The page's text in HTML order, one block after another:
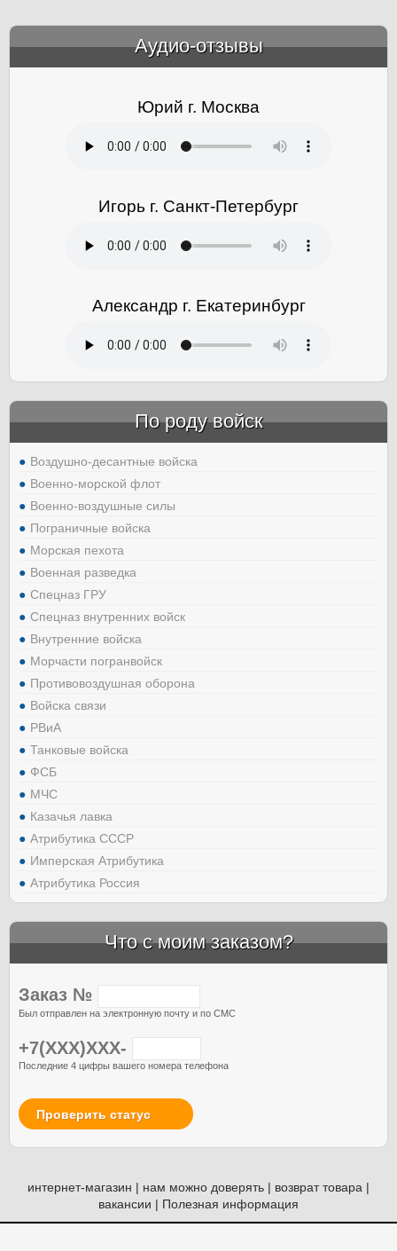
Аудио-отзывы
Юрий г. Москва
Игорь г. Санкт-Петербург
Александр г. Екатеринбург
По роду войск
Воздушно-десантные войска
Военно-морской флот
Военно-воздушные силы
Пограничные войска
Морская пехота
Военная разведка
Спецназ ГРУ
Спецназ внутренних войск
Внутренние войска
Морчасти погранвойск
Противовоздушная оборона
Войска связи
РВиА
Танковые войска
ФСБ
МЧС
Казачья лавка
Атрибутика СССР
Имперская Атрибутика
Атрибутика Россия
Что с моим заказом?
Заказ №
Был отправлен на электронную почту и по СМС
+7(XXX)XXX-
Последние 4 цифры вашего номера телефона
Проверить статус
интернет-магазин | нам можно доверять | возврат товара |
вакансии | Полезная информация